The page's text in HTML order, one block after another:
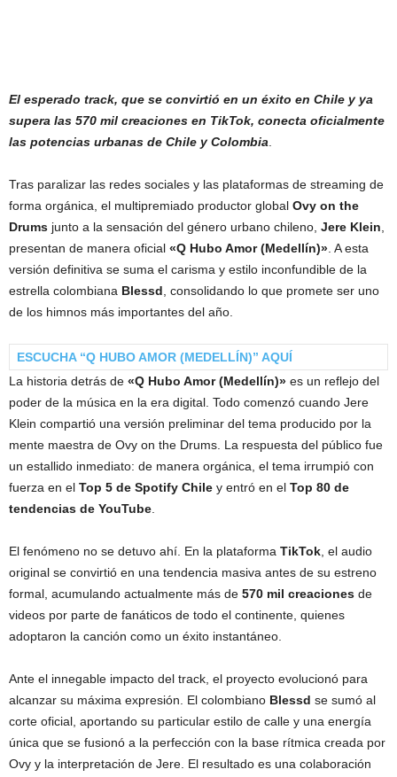
El esperado track, que se convirtió en un éxito en Chile y ya
supera las 570 mil creaciones en TikTok, conecta oficialmente
las potencias urbanas de Chile y Colombia
Tras paralizar las redes sociales y las plataformas de streaming de
forma orgánica, el multipremiado productor global Ovy on the
Drums junto a la sensación del género urbano chileno, Jere Klein
presentan de manera oficial «Q Hubo Amor (Medellín)» . A esta
versión definitiva se suma el carisma y estilo inconfundible de la
estrella colombiana Blessd , consolidando lo que promete ser uno
de los himnos más importantes del año.
ESCUCHA “Q HUBO AMOR (MEDELLÍN)” AQUÍ
La historia detrás de «Q Hubo Amor (Medellín)» es un reflejo del
poder de la música en la era digital. Todo comenzó cuando Jere
Klein compartió una versión preliminar del tema producido por la
mente maestra de Ovy on the Drums. La respuesta del público fue
un estallido inmediato: de manera orgánica, el tema irrumpió con
fuerza en el Top 5 de Spotify Chile y entró en el Top 80 de
tendencias de YouTube
El fenómeno no se detuvo ahí. En la plataforma TikTok , el audio
original se convirtió en una tendencia masiva antes de su estreno
formal, acumulando actualmente más de 570 mil creaciones de
videos por parte de fanáticos de todo el continente, quienes
adoptaron la canción como un éxito instantáneo.
Ante el innegable impacto del track, el proyecto evolucionó para
alcanzar su máxima expresión. El colombiano Blessd se sumó al
corte oficial, aportando su particular estilo de calle y una energía
única que se fusionó a la perfección con la base rítmica creada por
Ovy y la interpretación de Jere. El resultado es una colaboración